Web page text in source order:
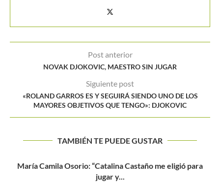
Post anterior
NOVAK DJOKOVIC, MAESTRO SIN JUGAR
Siguiente post
«ROLAND GARROS ES Y SEGUIRÁ SIENDO UNO DE LOS
MAYORES OBJETIVOS QUE TENGO»: DJOKOVIC
TAMBIÉN TE PUEDE GUSTAR